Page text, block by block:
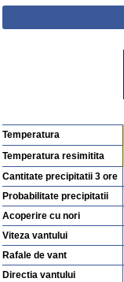
Temperatura
Temperatura resimitita
Cantitate precipitatii 3 ore
Probabilitate precipitatii
Acoperire cu nori
Viteza vantului
Rafale de vant
Directia vantului